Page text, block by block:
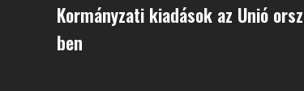
Kormányzati kiadások az Unió
ben